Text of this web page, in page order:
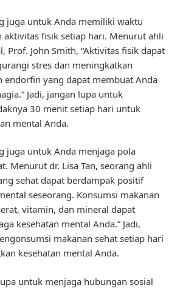
juga untuk Anda memiliki waktu
aktivitas fisik setiap hari. Menurut ahli
Prof. John Smith, “Aktivitas fisik dapat
stres dan meningkatkan
endorfin yang dapat membuat Anda
Jadi, jangan lupa untuk
30 menit setiap hari untuk
mental Anda.
juga untuk Anda menjaga pola
Menurut dr. Lisa Tan, seorang ahli
sehat dapat berdampak positif
seseorang. Konsumsi makanan
vitamin, dan mineral dapat
kesehatan mental Anda.” Jadi,
makanan sehat setiap hari
kesehatan mental Anda.
untuk menjaga hubungan sosial